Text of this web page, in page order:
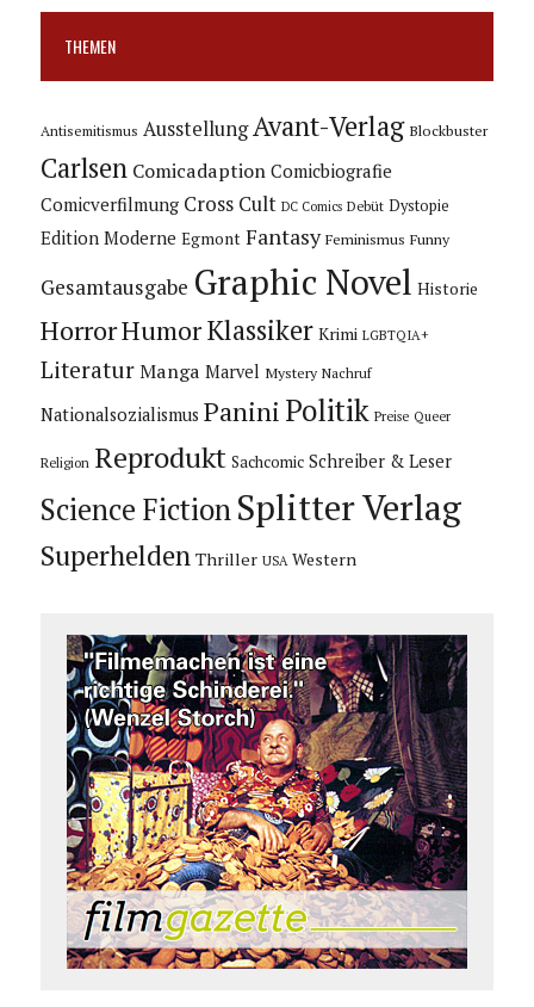
THEMEN
Antisemitismus Ausstellung Avant-Verlag Blockbuster
Carlsen Comicadaption Comicbiografie
Comicverfilmung Cross Cult DC Comics Debüt Dystopie
Edition Moderne Egmont Fantasy Feminismus Funny
Gesamtausgabe Graphic Novel Historie
HorrorHumorKlassiker Krimi LGBTQIA+
Literatur Manga Marvel Mystery Nachruf
Nationalsozialismus Panini Politik Preise Queer
Religion Reprodukt Sachcomic Schreiber & Leser
Science Fiction Splitter Verlag
Superhelden Thriller USA Western